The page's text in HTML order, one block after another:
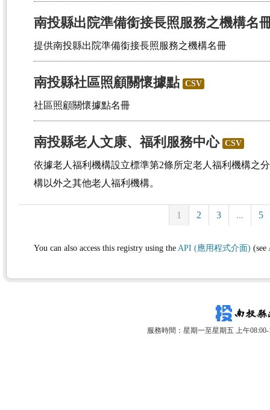
南投縣出院準備銜接長照服務之機構名
提供南投縣出院準備銜接長照服務之機構名冊
南投縣社區照顧關懷據點 CSV
社區照顧關懷據點名冊
南投縣老人文康、福利服務中心 CSV
依據老人福利機構設立標準第2條所定老人福利機構之
構以外之其他老人福利機構。
1 2 3 ... 5
You can also access this registry using the API (應用程式介面) (see
服務時間：星期一至星期五 上午